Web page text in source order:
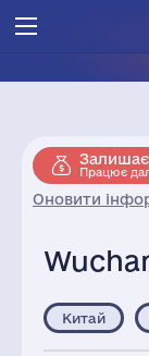
Працює
Оновити
Китай